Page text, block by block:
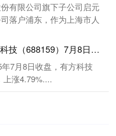
有限公司旗下子公司启元
落户浦东，作为上海市人
股票的杠杆在哪里 有方科技（688159）7月8日主力资金净卖出916.59万元
7月8日收盘，有方科技
上涨4.79%....